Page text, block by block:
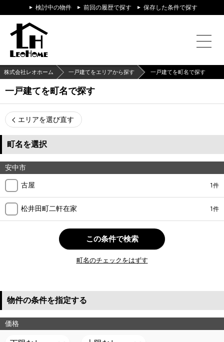
検討中の物件 前回の履歴で探す 保存した条件で探す
株式会社レオホーム 一戸建てをエリアから探す 一戸建てを町名で探す
一戸建てを町名で探す
エリアを選び直す
町名を選択
安中市
古屋
1件
松井田町二軒在家 1件
この条件で検索
町名のチェックをはずす
物件の条件を指定する
価格